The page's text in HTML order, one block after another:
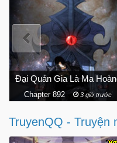
One Piece
Chapter 1189.1 11 ngày trước
TruyenQQ - Truyện